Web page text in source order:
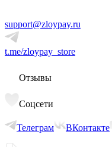
support@zloypay.ru
t.me/zloypay_store
Отзывы
Соцсети
Телеграм ВКонтакте